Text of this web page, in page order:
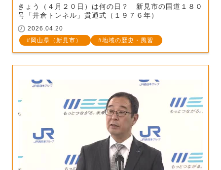
きょう（４月２０日）は何の日？ 新見市の国道１８０
号「井倉トンネル」貫通式（１９７６年）
2026.04.20
岡山県（新見市）
地域の歴史・風習